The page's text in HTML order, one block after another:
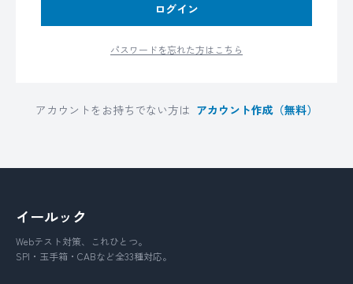
ログイン
パスワードを忘れた方はこちら
アカウントをお持ちでない方は アカウント作成（無料）
イールック
Webテスト対策、これひとつ。
SPI・玉手箱・CABなど全33種対応。